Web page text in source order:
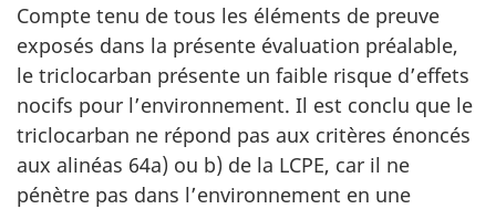
Compte tenu de tous les éléments de preuve
exposés dans la présente évaluation préalable,
le triclocarban présente un faible risque d’effets
nocifs pour l’environnement. Il est conclu que le
triclocarban ne répond pas aux critères énoncés
aux alinéas 64a) ou b) de la LCPE, car il ne
pénètre pas dans l’environnement en une